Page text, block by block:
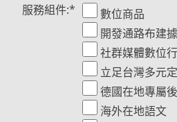
服務組件:*
數位商品
開發通路布建
社群媒體數位
立足台灣多元
德國在地專屬
海外在地語文